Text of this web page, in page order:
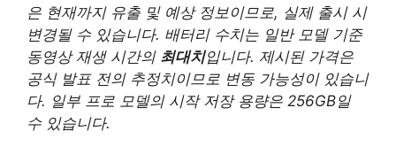
은 현재까지 유출 및 예상 정보이므로, 실제 출시 시
변경될 수 있습니다. 배터리 수치는 일반 모델 기준
동영상 재생 시간의 최대치입니다. 제시된 가격은
공식 발표 전의 추정치이므로 변동 가능성이 있습니
다. 일부 프로 모델의 시작 저장 용량은 256GB일
수 있습니다.